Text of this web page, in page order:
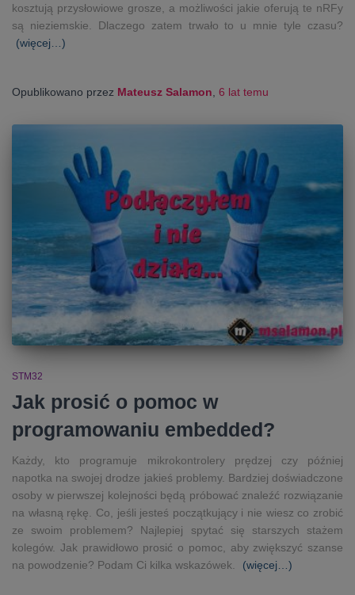
kosztują przysłowiowe grosze, a możliwości jakie oferują te nRFy
są nieziemskie. Dlaczego zatem trwało to u mnie tyle czasu?
(więcej…)
Opublikowano przez Mateusz Salamon 6 lat temu
STM32
Jak prosić o pomoc w
programowaniu embedded?
Każdy, kto programuje mikrokontrolery prędzej czy później
napotka na swojej drodze jakieś problemy. Bardziej doświadczone
osoby w pierwszej kolejności będą próbować znaleźć rozwiązanie
na własną rękę. Co, jeśli jesteś początkujący i nie wiesz co zrobić
ze swoim problemem? Najlepiej spytać się starszych stażem
kolegów. Jak prawidłowo prosić o pomoc, aby zwiększyć szanse
na powodzenie? Podam Ci kilka wskazówek.
(więcej…)